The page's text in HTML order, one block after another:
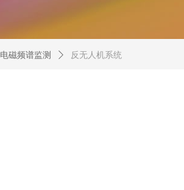
电磁频谱监测 ꄲ 反无人机系统